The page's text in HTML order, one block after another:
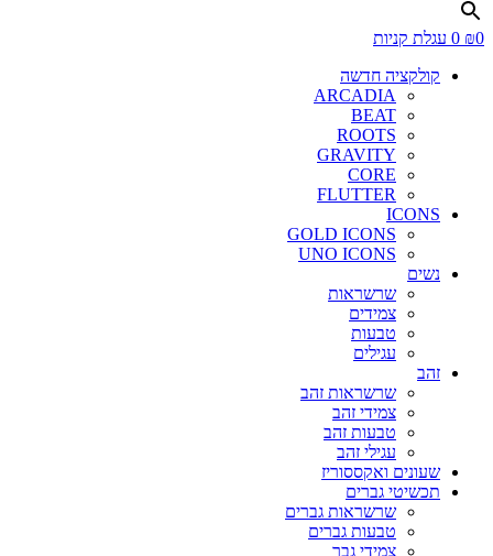
₪0
0 עגלת קניות
קולקציה חדשה
ARCADIA
BEAT
ROOTS
GRAVITY
CORE
FLUTTER
ICONS
GOLD ICONS
UNO ICONS
נשים
שרשראות
צמידים
טבעות
עגילים
זהב
שרשראות זהב
צמידי זהב
טבעות זהב
עגילי זהב
שעונים ואקססוריז
תכשיטי גברים
שרשראות גברים
טבעות גברים
צמידי גבר